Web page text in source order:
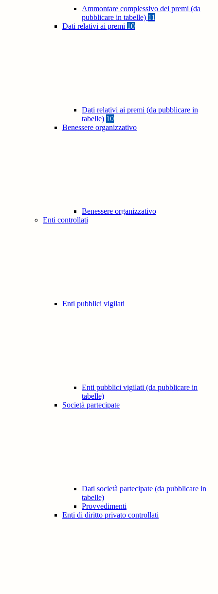
Ammontare complessivo dei premi (da
pubblicare in tabelle) 11
Dati relativi ai premi 10
Dati relativi ai premi (da pubblicare in
tabelle) 10
Benessere organizzativo
Benessere organizzativo
Enti controllati
Enti pubblici vigilati
Enti pubblici vigilati (da pubblicare in
tabelle)
Società partecipate
Dati società partecipate (da pubblicare in
tabelle)
Provvedimenti
Enti di diritto privato controllati